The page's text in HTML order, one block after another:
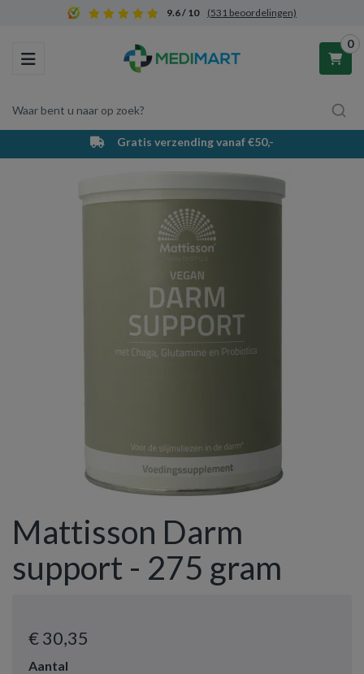
9.6 / 10 (531 beoordelingen)
Toggle navigation
Waar bent u naar op zoek?
0
Winkelwagen
Uw winkelwagen is leeg.
Vul hem met producten.
Gratis verzending vanaf €50,-
Mattisson Darm
support - 275 gram
€ 30,35
Aantal